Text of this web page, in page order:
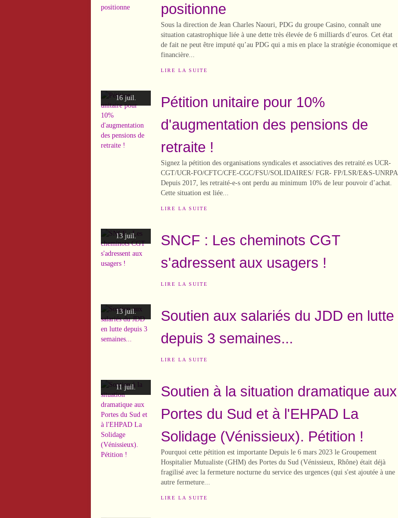
positionne
Sous la direction de Jean Charles Naouri, PDG du groupe Casino, connaît une
situation catastrophique liée à une dette très élevée de 6 milliards d’euros. Cet état
de fait ne peut être imputé qu’au PDG qui a mis en place la stratégie économique et
financière...
LIRE LA SUITE
16 juil.
Pétition unitaire pour 10%
d'augmentation des pensions de
retraite !
Signez la pétition des organisations syndicales et associatives des retraité.es UCR-
CGT/UCR-FO/CFTC/CFE-CGC/FSU/SOLIDAIRES/ FGR- FP/LSR/E&S-UNRPA
Depuis 2017, les retraité-e-s ont perdu au minimum 10% de leur pouvoir d’achat.
Cette situation est liée...
LIRE LA SUITE
13 juil.
SNCF : Les cheminots CGT
s'adressent aux usagers !
LIRE LA SUITE
13 juil.
Soutien aux salariés du JDD en lutte
depuis 3 semaines...
LIRE LA SUITE
11 juil.
Soutien à la situation dramatique aux
Portes du Sud et à l'EHPAD La
Solidage (Vénissieux). Pétition !
Pourquoi cette pétition est importante Depuis le 6 mars 2023 le Groupement
Hospitalier Mutualiste (GHM) des Portes du Sud (Vénissieux, Rhône) était déjà
fragilisé avec la fermeture nocturne du service des urgences (qui s'est ajoutée à une
autre fermeture...
LIRE LA SUITE